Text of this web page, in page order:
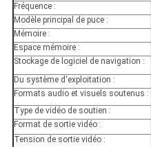
Fréquence :
Modèle principal de puce :
Mémoire :
Espace mémoire :
Stockage de logiciel de navigation :
Du système d'exploitation :
Formats audio et visuels soutenus :
Type de vidéo de soutien :
Format de sortie vidéo :
Tension de sortie vidéo :